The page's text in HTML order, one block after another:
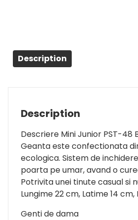
Description
Description
Descriere Mini Junior PST-48
Geanta este confectionata
ecologica. Sistem de
poarta pe umar, avand o
Potrivita unei tinute casual si
Lungime 22 cm, Latime 14 cm,
Genti de dama